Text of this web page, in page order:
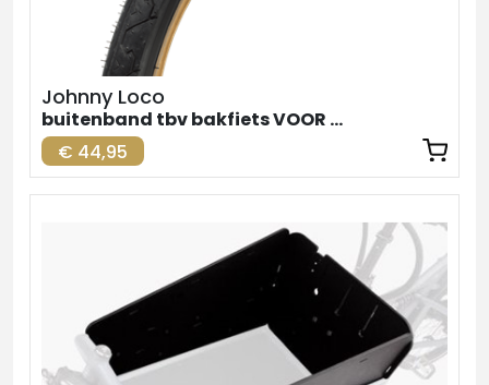
Johnny Loco
buitenband tbv bakfiets VOOR zw-br. 24inch
€ 44,95